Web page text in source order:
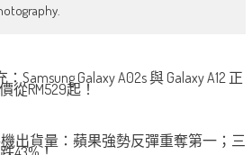
Samsung Galaxy A02s 與 Galaxy A12 正
從RM529起！
出貨量：蘋果強勢反彈重奪第一；三